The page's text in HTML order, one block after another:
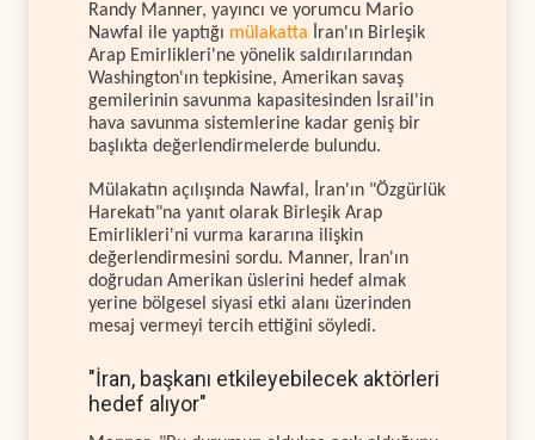
Randy Manner, yayıncı ve yorumcu Mario
Nawfal ile yaptığı mülakatta İran'ın Birleşik
Arap Emirlikleri'ne yönelik saldırılarından
Washington'ın tepkisine, Amerikan savaş
gemilerinin savunma kapasitesinden İsrail'in
hava savunma sistemlerine kadar geniş bir
başlıkta değerlendirmelerde bulundu.
Mülakatın açılışında Nawfal, İran'ın "Özgürlük
Harekatı"na yanıt olarak Birleşik Arap
Emirlikleri'ni vurma kararına ilişkin
değerlendirmesini sordu. Manner, İran'ın
doğrudan Amerikan üslerini hedef almak
yerine bölgesel siyasi etki alanı üzerinden
mesaj vermeyi tercih ettiğini söyledi.
"İran, başkanı etkileyebilecek aktörleri
hedef alıyor"